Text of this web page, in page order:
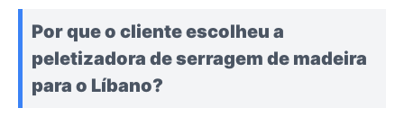
Por que o cliente escolheu a
peletizadora de serragem de madeira
para o Líbano?